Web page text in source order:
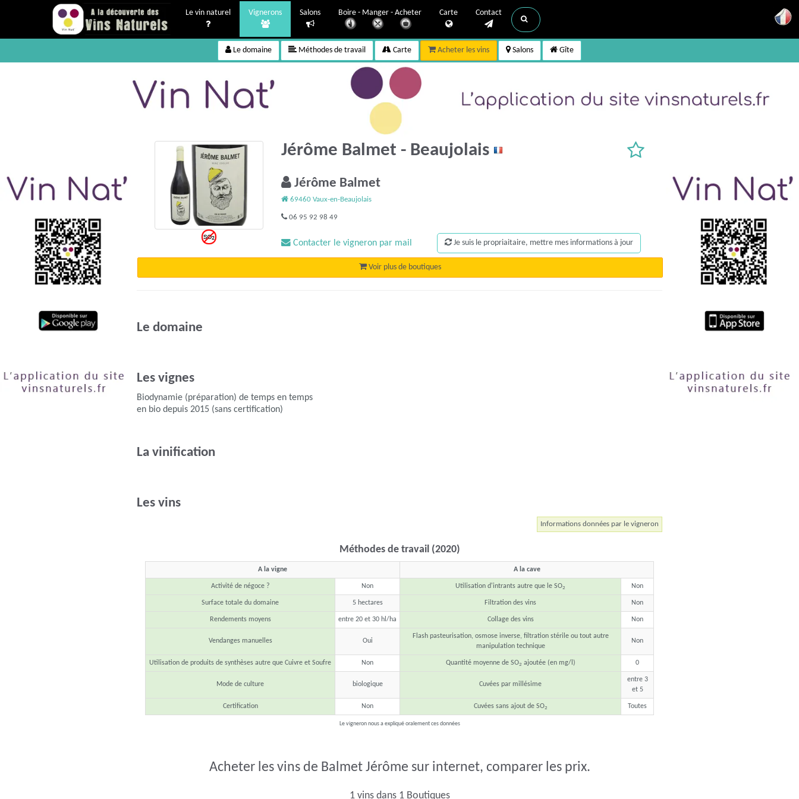
Le vin naturel Vignerons Salons Boire - Manger - Acheter Carte Contact
Le domaine Méthodes de travail Carte Acheter les vins Salons Gîte
Jérôme Balmet - Beaujolais
Jérôme Balmet
69460 Vaux-en-Beaujolais
06 95 92 98 49
Contacter le vigneron par mail Je suis le propriaitaire, mettre mes informations à jour
Voir plus de boutiques
Le domaine
Les vignes
Biodynamie (préparation) de temps en temps
en bio depuis 2015 (sans certification)
La vinification
Les vins
Informations données par le vigneron
Méthodes de travail (2020)
A la vigne A la cave
Activité de négoce ? Non Utilisation d'intrants autre que le SO2 Non
Surface totale du domaine 5 hectares Filtration des vins Non
Rendements moyens entre 20 et 30 hl/ha Collage des vins Non
Vendanges manuelles Oui
Flash pasteurisation, osmose inverse, filtration stérile ou tout autre
manipulation technique
Non
Utilisation de produits de synthèses autre que Cuivre et Soufre Non Quantité moyenne de SO2 ajoutée (en mg/l) 0
Mode de culture biologique Cuvées par millésime
entre 3
et 5
Certification Non Cuvées sans ajout de SO2 Toutes
Le vigneron nous a expliqué oralement ces données
Acheter les vins de Balmet Jérôme sur internet, comparer les prix.
1 vins dans 1 Boutiques